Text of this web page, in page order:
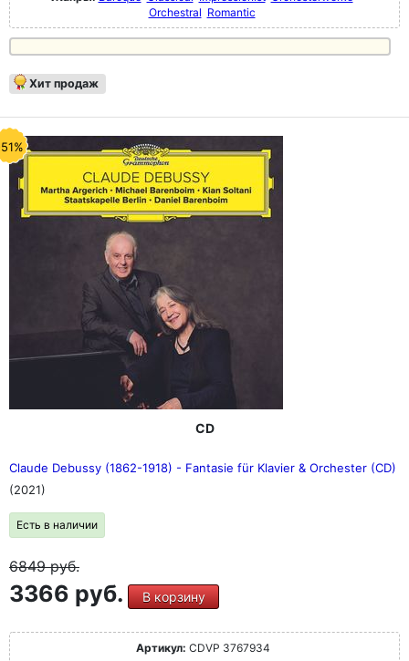
Orchestral Romantic
Хит продаж
CD
Claude Debussy (1862-1918) - Fantasie für Klavier & Orchester (CD)
(2021)
Есть в наличии
6849руб.
3366 руб. В корзину
Артикул: CDVP 3767934